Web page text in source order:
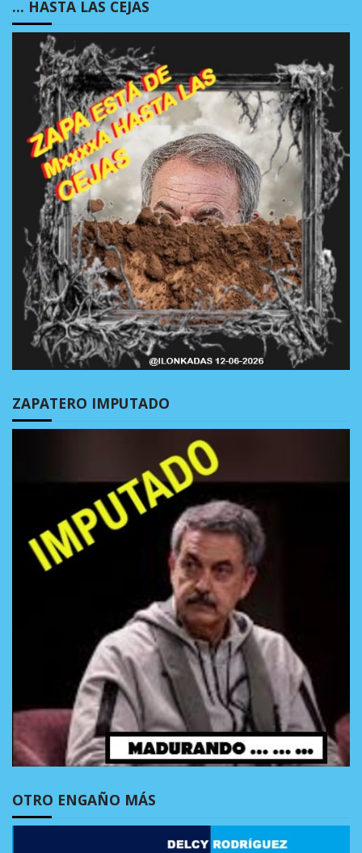
… HASTA LAS CEJAS
ZAPATERO IMPUTADO
OTRO ENGAÑO MÁS